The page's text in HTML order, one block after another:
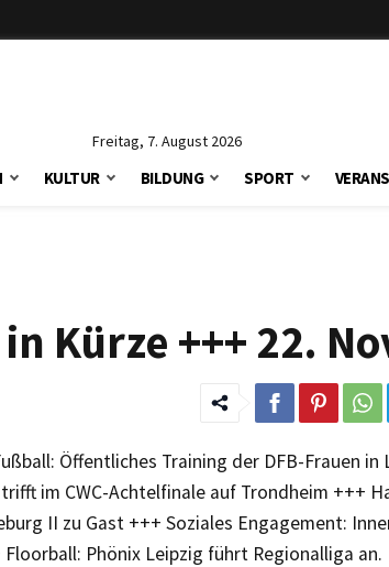
Freitag, 7. August 2026
KULTUR BILDUNG SPORT
Kürze +++ 22.
Öffentliches Training der DFB-Frauen in
im CWC-Achtelfinale auf Trondheim +++
II zu Gast +++ Soziales Engagement:
Floorball: Phönix Leipzig führt Regionalliga an.